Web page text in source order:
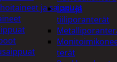
Lasi- ja
tiiliporanterät
terät
ja saippuat